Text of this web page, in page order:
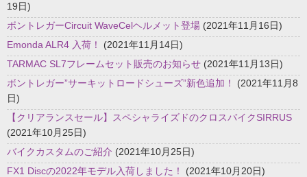
19日)
ボントレガーCircuit WaveCelヘルメット登場 (2021年11月16日)
Emonda ALR4 入荷！
(2021年11月14日)
TARMAC SL7フレームセット販売のお知らせ (2021年11月13日)
ボントレガー”サーキットロードシューズ”新色追加！
(2021年11月8
日)
【クリアランスセール】スペシャライズドのクロスバイクSIRRUS
(2021年10月25日)
バイクカスタムのご紹介 (2021年10月25日)
FX1 Discの2022年モデル入荷しました！
(2021年10月20日)